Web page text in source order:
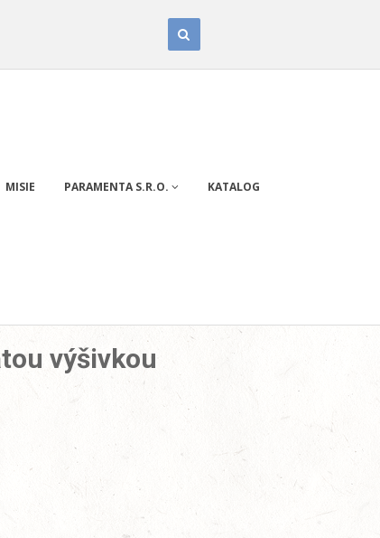
MISIE PARAMENTA S.R.O. KATALOG
výšivkou